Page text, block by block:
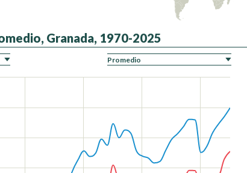
Granada, 1970-2025